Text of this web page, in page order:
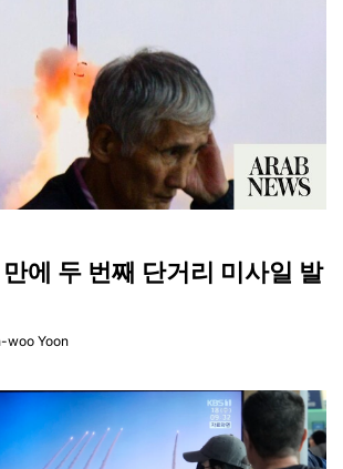
에 두 번째 단거리 미사일 발
woo Yoon